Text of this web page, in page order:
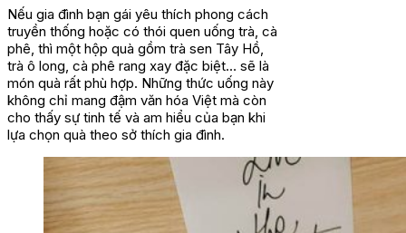
Nếu gia đình bạn gái yêu thích phong cách
truyền thống hoặc có thói quen uống trà, cà
phê, thì một hộp quà gồm trà sen Tây Hồ,
trà ô long, cà phê rang xay đặc biệt… sẽ là
món quà rất phù hợp. Những thức uống này
không chỉ mang đậm văn hóa Việt mà còn
cho thấy sự tinh tế và am hiểu của bạn khi
lựa chọn quà theo sở thích gia đình.